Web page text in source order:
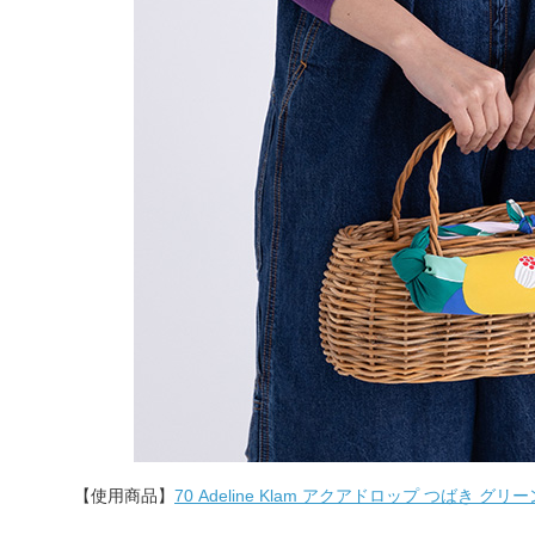
【使用商品】 70 Adeline Klam アクアドロップ つばき グリー